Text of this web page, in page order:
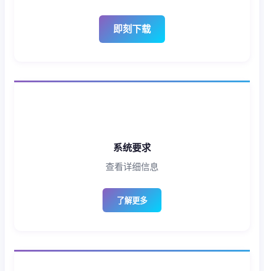
即刻下载
系统要求
查看详细信息
了解更多